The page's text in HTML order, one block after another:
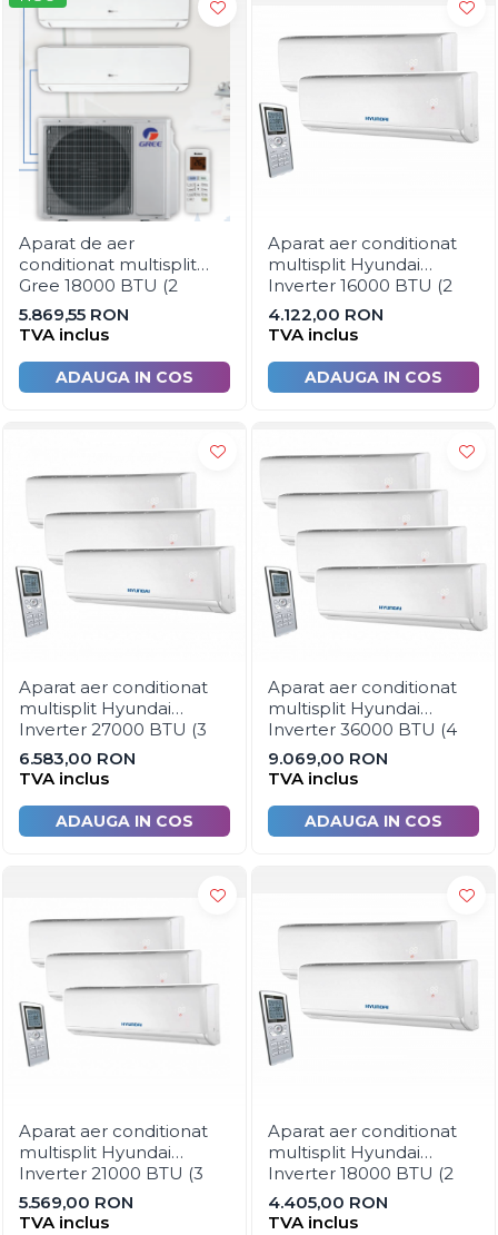
Rooftop-uri pentru racire si
incalzire
Dulapuri pentru climatizare
Unitati motocondensante
Sisteme evaporative de
climatizare
Ventilatoare pentru baie
Ventilatoare pentru tubulatura
Filtrare si odorizare aer
Recuperatoare de caldura
Accesorii echipamente de
ventilatie si climatizare
Instalatii de apa si canalizare
Canalizare pluviala
Distributie apa
Instalatii de gaz
Tevi PEHD gaz
Vane de gaz si robineti
Aparate sudura si dispozitive
gaz
Izolatii tehnice
Izolatii pentru aer conditionat
Izolatii pentru tevi si conducte
Polistiren expandat
Vata minerala bazaltica
Automatizari si elemente de
automatizare
Automatizari panouri solare
termostate
Regulatoare electronice
Vane si servomotoare
Aparat de aer
conditionat multisplit
Gree 18000 BTU (2
unitati interioare x 9000
BTU)
5.869,55 RON
TVA inclus
ADAUGA IN COS
Aparat aer conditionat
multisplit Hyundai
Inverter 16000 BTU (2
unitati interioare 7000
BTU si 9000 BTU)
4.122,00 RON
TVA inclus
ADAUGA IN COS
Aparat aer conditionat
multisplit Hyundai
Inverter 27000 BTU (3
unitati interioare x 9000
BTU)
6.583,00 RON
TVA inclus
ADAUGA IN COS
Aparat aer conditionat
multisplit Hyundai
Inverter 36000 BTU (4
unitati interioare x 9000
BTU)
9.069,00 RON
TVA inclus
ADAUGA IN COS
Aparat aer conditionat
multisplit Hyundai
Inverter 21000 BTU (3
unitati interioare x 7000
BTU)
5.569,00 RON
TVA inclus
Aparat aer conditionat
multisplit Hyundai
Inverter 18000 BTU (2
unitati interioare x 9000
BTU)
4.405,00 RON
TVA inclus